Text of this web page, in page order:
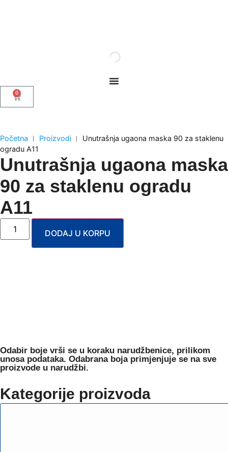
0
Početna ︱ Proizvodi ︱ Unutrašnja ugaona maska 90 za staklenu
ogradu A11
Unutrašnja ugaona maska
90 za staklenu ogradu
A11
DODAJ U KORPU
Odabir boje vrši se u koraku narudžbenice, prilikom
unosa podataka. Odabrana boja primjenjuje se na sve
proizvode u narudžbi.
Kategorije proizvoda